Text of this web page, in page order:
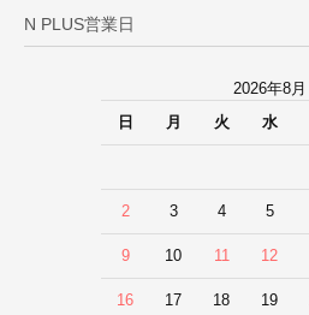
N PLUS営業日
2026年8月
日
月 火 水
2 3 4 5
9 10 11 12
16 17 18 19